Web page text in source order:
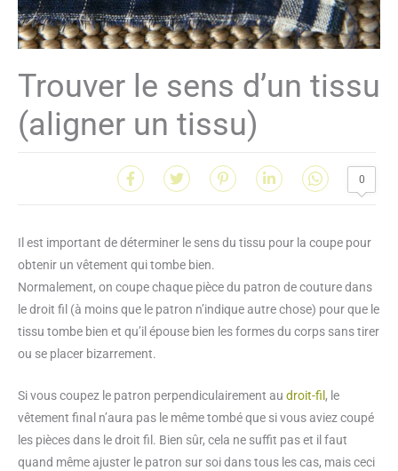
Trouver le sens d’un tissu
(aligner un tissu)
0
Il est important de déterminer le sens du tissu pour la coupe pour
obtenir un vêtement qui tombe bien.
Normalement, on coupe chaque pièce du patron de couture dans
le droit fil (à moins que le patron n’indique autre chose) pour que le
tissu tombe bien et qu’il épouse bien les formes du corps sans tirer
ou se placer bizarrement.
Si vous coupez le patron perpendiculairement au droit-fil , le
vêtement final n’aura pas le même tombé que si vous aviez coupé
les pièces dans le droit fil. Bien sûr, cela ne suffit pas et il faut
quand même ajuster le patron sur soi dans tous les cas, mais ceci